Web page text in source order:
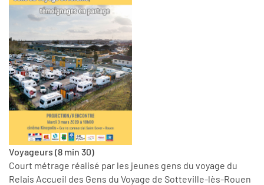
Voyageurs (8 min 30)
Court métrage réalisé par les jeunes gens du voyage du
Relais Accueil des Gens du Voyage de Sotteville-lès-Rouen